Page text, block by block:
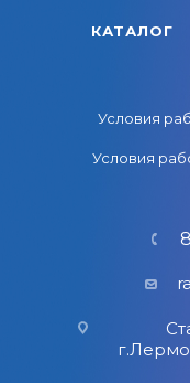
КАТАЛОГ
Условия
Условия